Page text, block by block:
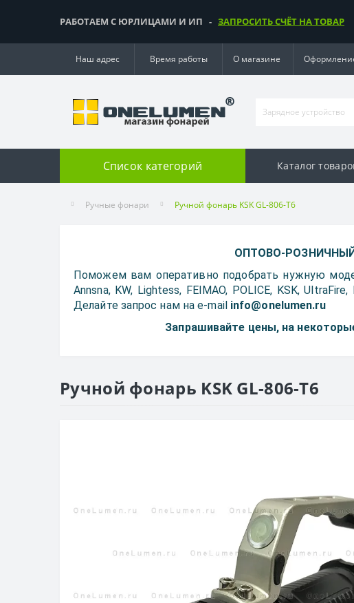
РАБОТАЕМ С ЮРЛИЦАМИ И ИП - ЗАПРОСИТЬ СЧЁТ НА ТОВАР
Наш адрес Время работы О магазине
Список категорий Каталог
Ручные фонари Ручной фонарь KSK GL-806-T6
ОПТОВО-РОЗНИЧНЫЙ
Поможем вам оперативно подобрать нужную
Annsna, KW, Lightess, FEIMAO, POLICE, KSK,
Делайте запрос нам на e-mail info@onelumen.ru
Запрашивайте цены, на
Ручной фонарь KSK GL-806-T6